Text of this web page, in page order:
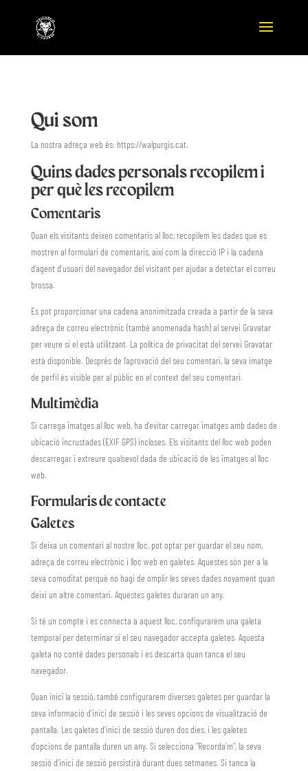
Qui som
La nostra adreça web és: https://walpurgis.cat.
Quins dades personals recopilem i
per què les recopilem
Comentaris
Quan els visitants deixen comentaris al lloc, recopilem les dades que es
mostren al formulari de comentaris, així com la direcció IP i la cadena
d’agent d’usuari del navegador del visitant per ajudar a detectar el correu
brossa.
Es pot proporcionar una cadena anonimitzada creada a partir de la seva
adreça de correu electrònic (també anomenada hash) al servei Gravatar
per veure si el està utilitzant. La política de privacitat del servei Gravatar
està disponible. Després de l’aprovació del seu comentari, la seva imatge
de perfil és visible per al públic en el context del seu comentari.
Multimèdia
Si carrega imatges al lloc web, ha d’evitar carregar imatges amb dades de
ubicació incrustades (EXIF GPS) incloses. Els visitants del lloc web poden
descarregar i extreure qualsevol dada de ubicació de les imatges al lloc
web.
Formularis de contacte
Galetes
Si deixa un comentari al nostre lloc, pot optar per guardar el seu nom,
adreça de correu electrònic i lloc web en galetes. Aquestes són per a la
seva comoditat perquè no hagi de omplir les seves dades novament quan
deixi un altre comentari. Aquestes galetes duraran un any.
Si té un compte i es connecta a aquest lloc, configurarem una galeta
temporal per determinar si el seu navegador accepta galetes. Aquesta
galeta no conté dades personals i es descarta quan tanca el seu
navegador.
Quan inicï la sessió, també configurarem diverses galetes per guardar la
seva informació d’inici de sessió i les seves opcions de visualització de
pantalla. Les galetes d’inici de sessió duren dos dies, i les galetes
d’opcions de pantalla duren un any. Si selecciona “Recorda’m”, la seva
sessió d’inici de sessió persistirà durant dues setmanes. Si tanca la